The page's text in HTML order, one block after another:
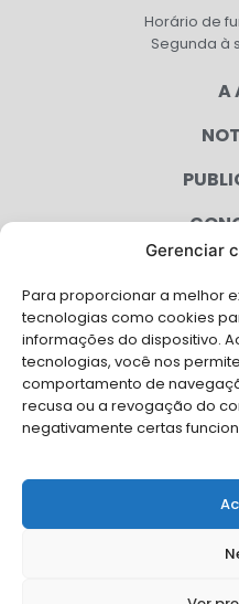
Gerenciar
Para proporcionar a melhor
tecnologias como cookies
informações do dispositivo.
tecnologias, você nos
comportamento de
recusa ou a revogação do
negativamente certas
Horário de
Segunda à
A
FALE
Solicite Apoio